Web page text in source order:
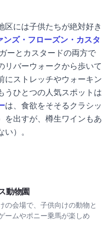
区には子供たちが絶対好き
ンズ・フローズン・カスタ
ーとカスタードの両方で
リバーウォークから歩いて
にストレッチやウォーキン
うひとつの人気スポットは
は、食欲をそそるクラシッ
を出すが、樽生ワインもあ
）。
動物園
の会場で、子供向けの動物と
ームやポニー乗馬が楽しめ
見る